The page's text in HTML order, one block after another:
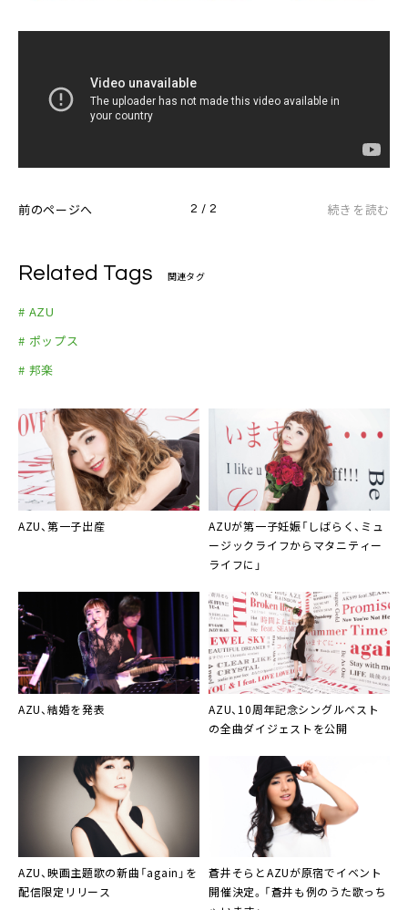
前のページへ 2 / 2 続きを読む
Related Tags 関連タグ
# AZU
# ポップス
# 邦楽
AZU、第一子出産 AZUが第一子妊娠「しばらく、ミュ
ージックライフからマタニティー
ライフに」
AZU、結婚を発表 AZU、10周年記念シングルベスト
の全曲ダイジェストを公開
AZU、映画主題歌の新曲「again」を
配信限定リリース
蒼井そらとAZUが原宿でイベント
開催決定。「蒼井も例のうた歌っち